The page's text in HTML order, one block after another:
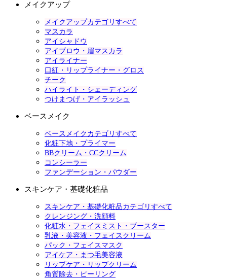
メイクアップ
メイクアップカテゴリすべて
マスカラ
アイシャドウ
アイブロウ・眉マスカラ
アイライナー
口紅・リップライナー・グロス
チーク
ハイライト・シェーディング
つけまつげ・アイラッシュ
ベースメイク
ベースメイクカテゴリすべて
化粧下地・プライマー
BBクリーム・CCクリーム
コンシーラー
ファンデーション・パウダー
スキンケア・基礎化粧品
スキンケア・基礎化粧品カテゴリすべて
クレンジング・洗顔料
化粧水・フェイスミスト・ブースター
乳液・美容液・フェイスクリーム
パック・フェイスマスク
アイケア・まつ毛美容液
リップケア・リップクリーム
角質除去・ピーリング